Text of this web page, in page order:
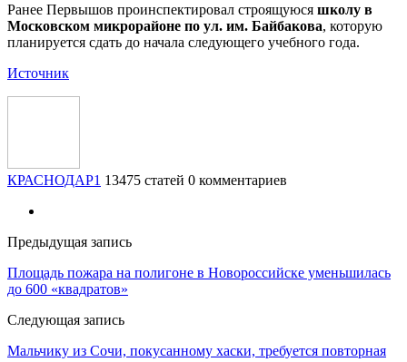
Ранее Первышов проинспектировал строящуюся школу в
Московском микрорайоне по ул. им. Байбакова, которую
планируется сдать до начала следующего учебного года.
Источник
КРАСНОДАР1 13475 статей 0 комментариев
Предыдущая запись
Площадь пожара на полигоне в Новороссийске уменьшилась
до 600 «квадратов»
Следующая запись
Мальчику из Сочи, покусанному хаски, требуется повторная